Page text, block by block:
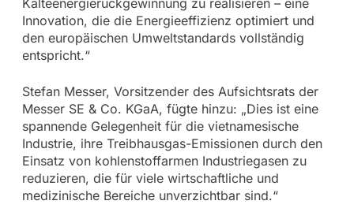
Kälteenergierückgewinnung zu realisieren – eine
Innovation, die die Energieeffizienz optimiert und
den europäischen Umweltstandards vollständig
entspricht.“
Stefan Messer, Vorsitzender des Aufsichtsrats der
Messer SE & Co. KGaA, fügte hinzu: „Dies ist eine
spannende Gelegenheit für die vietnamesische
Industrie, ihre Treibhausgas-Emissionen durch den
Einsatz von kohlenstoffarmen Industriegasen zu
reduzieren, die für viele wirtschaftliche und
medizinische Bereiche unverzichtbar sind.“